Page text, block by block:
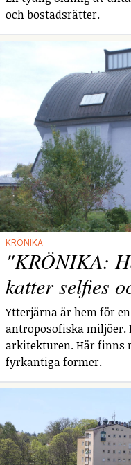
och bostadsrätter.
KRÖNIKA
"KRÖNIKA:
katter selfies
Ytterjärna är hem för
antroposofiska miljöer.
arkitekturen. Här finns
fyrkantiga former.